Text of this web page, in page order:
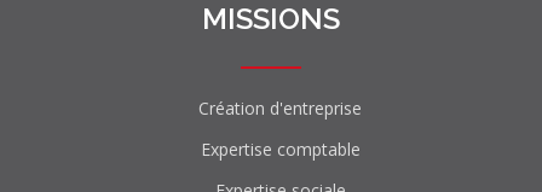
MISSIONS
Création d'entreprise
Expertise comptable